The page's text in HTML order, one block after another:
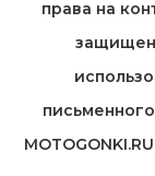
права на